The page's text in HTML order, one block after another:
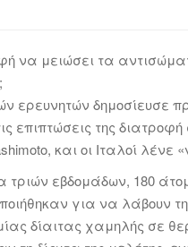
να μειώσει τα
ερευνητών δημοσίευσε
επιπτώσεις της διατροφή
και οι Ιταλοί λένε
τριών εβδομάδων, 180
για να λάβουν τη
δίαιτας χαμηλής σε